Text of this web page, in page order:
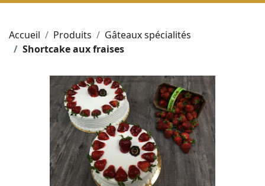
Accueil Produits
Gâteaux spécialités
Shortcake aux fraises